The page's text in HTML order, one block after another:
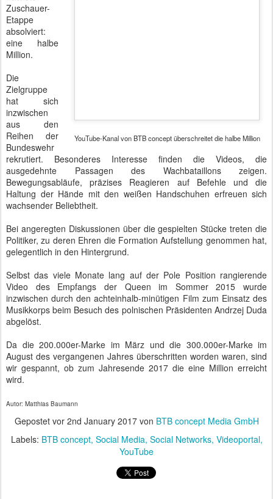
Paraguay ist auch dadurch interessant, dass Arbeitskraft extrem
günstig eingekauft werden kann. Es gelten Monatslöhne von 200
Euro. Somit lässt sich ein 65-Quadratmeter-Haus im mediterranen
Stil bereits für unter 15.000 Euro bauen und ein 100-Quadratmeter-
den günstigen Preisen für das Bauland.
Paraguay beeindruckt durch sein wildromantisches Terrain im
zentralen Südamerika. Bereits beim Landeanflug fällt die rote Erde
auf, aus der die Pisten und Nebenstraßen beschaffen sind.
Paraguay hat nur doppelt so viele Einwohner wie Berlin, erstreckt
sich jedoch auf eine Fläche von 406.752 Quadratkilometern.
Der sechzigjährige
Horacio Cartes ist
seit drei Jahren im
Amt. Seit 2009
konservativen
Colorado-Partei an.
Er kommt aus der
ein so erfolgreicher
Geschäftsmann,
dass er darüber
maßgeblich seinen
Wahlkampf
Er hat einige
Verbesserungen für
die arme
Bevölkerung auf
so dass diesen eine wertige Mahlzeit von über 2.000 kcal zu einem
Paraguay hat einen hohen indigenen Bevölkerungsanteil, der sich
ab dem 16. Jahrhundert mit spanischen Einwanderern vermischt
der europäischen Migranten.